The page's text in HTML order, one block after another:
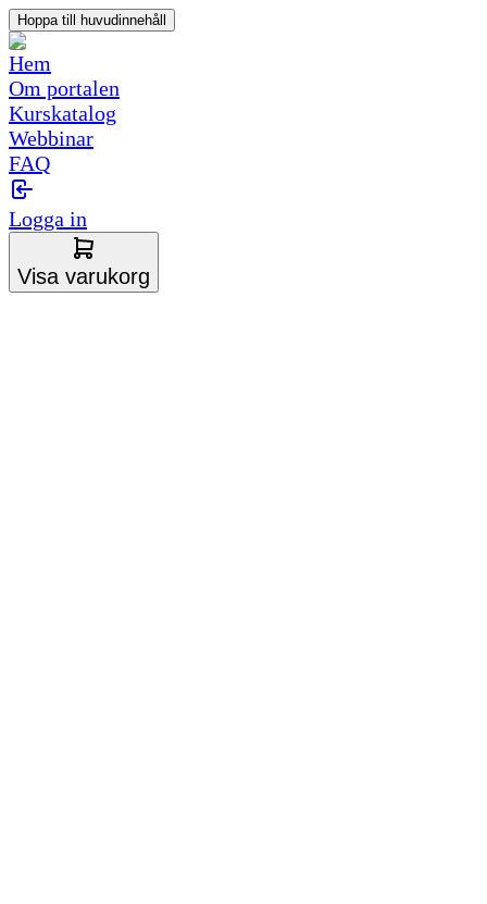
Hoppa till huvudinnehåll
Hem
Om portalen
Kurskatalog
Webbinar
FAQ
Logga in
Visa varukorg